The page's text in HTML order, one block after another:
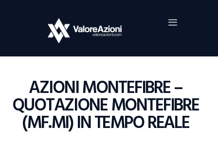
AZIONI MONTEFIBRE –
QUOTAZIONE MONTEFIBRE
(MF.MI) IN TEMPO REALE
Home
Investimenti
Borsa
Guide Al Trading
Criptovalute